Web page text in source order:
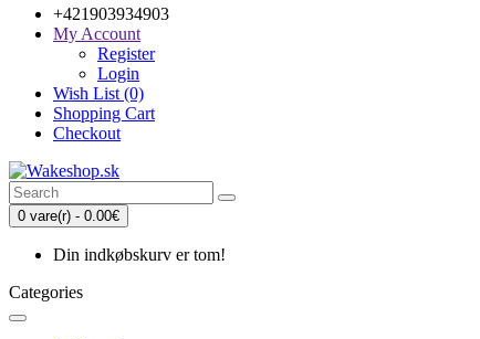
+421903934903
My Account
Register
Login
Wish List (0)
Shopping Cart
Checkout
0 vare(r) - 0.00€
Din indkøbskurv er tom!
Categories